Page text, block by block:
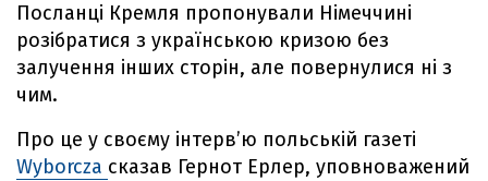
Посланці Кремля пропонували Німеччині
розібратися з українською кризою без
залучення інших сторін, але повернулися ні з
чим.
Про це у своєму інтерв’ю польській газеті
Wyborcza сказав Гернот Ерлер, уповноважений